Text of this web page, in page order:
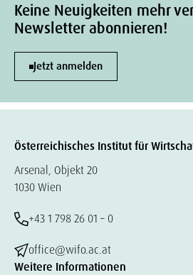
Keine Neuigkeiten mehr
Newsletter abonnieren!
Jetzt anmelden
Österreichisches Institut für
Arsenal, Objekt 20
1030 Wien
+43 1 798 26 01 – 0
office@wifo.ac.at
Weitere Informationen